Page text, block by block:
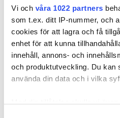
Vi och våra 1022 partners
som t.ex. ditt IP-nummer, och
cookies för att lagra och få
enhet för att kunna
innehåll, annons- och
och produktutveckling. Du kan
använda din data och i vilka
Med din tillåtelse skulle vi
PUBLICERAD3 JUN 2026, 08:51